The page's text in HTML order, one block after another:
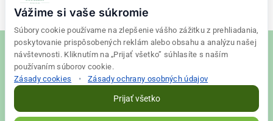
Vážime si vaše súkromie
Súbory cookie používame na zlepšenie vášho zážitku z prehliadania,
poskytovanie prispôsobených reklám alebo obsahu a analýzu našej
návštevnosti. Kliknutím na „Prijať všetko” súhlasíte s naším
používaním súborov cookie.
Zásady cookies
• Zásady ochrany osobných údajov
Prijať všetko